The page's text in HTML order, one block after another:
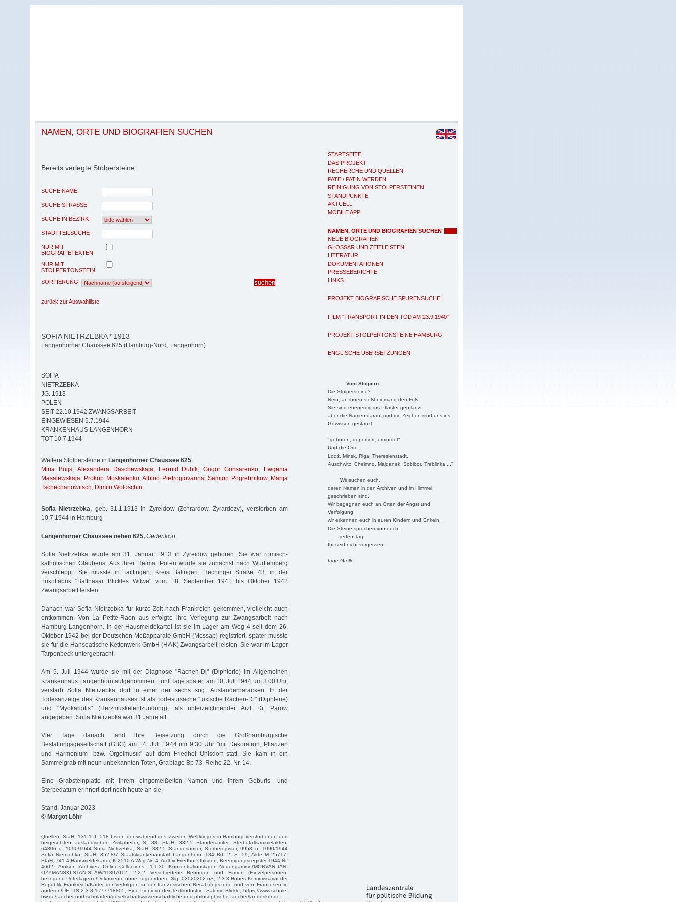
STARTSEITE
DAS PROJEKT
RECHERCHE UND QUELLEN
PATE / PATIN WERDEN
REINIGUNG VON STOLPERSTEINEN
STANDPUNKTE
AKTUELL
MOBILE APP
NAMEN, ORTE UND BIOGRAFIEN SUCHEN
NEUE BIOGRAFIEN
GLOSSAR UND ZEITLEISTEN
LITERATUR
DOKUMENTATIONEN
PRESSEBERICHTE
LINKS
PROJEKT BIOGRAFISCHE SPURENSUCHE
FILM "TRANSPORT IN DEN TOD AM 23.9.1940"
PROJEKT STOLPERTONSTEINE HAMBURG
ENGLISCHE ÜBERSETZUNGEN
Vom Stolpern
Die Stolpersteine?
Nein, an ihnen stößt niemand den Fuß
Sie sind ebenerdig ins Pflaster gepflanzt
aber die Namen darauf und die Zeichen sind uns ins
Gewissen gestanzt:
"geboren, deportiert, ermordet"
Und die Orte:
Łódź, Minsk, Riga, Theresienstadt,
Auschwitz, Chelmno, Majdanek, Sobibor, Treblinka ..."
Wir suchen euch,
deren Namen in den Archiven und im Himmel
geschrieben sind.
Wir begegnen euch an Orten der Angst und
Verfolgung,
wir erkennen euch in euren Kindern und Enkeln.
Die Steine sprechen von euch,
jeden Tag.
Ihr seid nicht vergessen.
Inge Grolle
NAMEN, ORTE UND BIOGRAFIEN SUCHEN
Bereits verlegte Stolpersteine
SUCHE NAME
SUCHE STRASSE
SUCHE IN BEZIRK
STADTTEILSUCHE
NUR MIT
BIOGRAFIETEXTEN
NUR MIT
STOLPERTONSTEIN
SORTIERUNG
zurück zur Auswahlliste
SOFIA NIETRZEBKA * 1913
Langenhorner Chaussee 625 (Hamburg-Nord, Langenhorn)
SOFIA
NIETRZEBKA
JG. 1913
POLEN
SEIT 22.10.1942 ZWANGSARBEIT
EINGEWIESEN 5.7.1944
KRANKENHAUS LANGENHORN
TOT 10.7.1944
Weitere Stolpersteine in Langenhorner Chaussee 625:
Mina Buijs, Alexandera Daschewskaja, Leonid Dubik,Grigor Gonsarenko,
Ewgenia
Masalewskaja, Prokop Moskalenko,Albino Pietrogiovanna,Semjon Pogrebnikow, Marija
Tschechanowitsch, Dimitri Woloschin
Sofia Nietrzebka, geb. 31.1.1913 in Zyreidow (Zchrardow, Zyrardozv), verstorben am
10.7.1944 in Hamburg
Langenhorner Chaussee neben 625, Gedenkort
Sofia Nietrzebka wurde am 31. Januar 1913 in Zyreidow geboren. Sie war römisch-
katholischen Glaubens. Aus ihrer Heimat Polen wurde sie zunächst nach Württemberg
verschleppt. Sie musste in Tailfingen, Kreis Balingen, Hechinger Straße 43, in der
Trikotfabrik "Balthasar Blickles Witwe" vom 18. September 1941 bis Oktober 1942
Zwangsarbeit leisten.
Danach war Sofia Nietrzebka für kurze Zeit nach Frankreich gekommen, vielleicht auch
entkommen. Von La Petite-Raon aus erfolgte ihre Verlegung zur Zwangsarbeit nach
Hamburg-Langenhorn. In der Hausmeldekartei ist sie im Lager am Weg 4 seit dem 26.
Oktober 1942 bei der Deutschen Meßapparate GmbH (Messap) registriert, später musste
sie für die Hanseatische Kettenwerk GmbH (HAK) Zwangsarbeit leisten. Sie war im Lager
Tarpenbeck untergebracht.
Am 5. Juli 1944 wurde sie mit der Diagnose "Rachen-Di" (Diphterie) im Allgemeinen
Krankenhaus Langenhorn aufgenommen. Fünf Tage später, am 10. Juli 1944 um 3:00 Uhr,
verstarb Sofia Nietrzebka dort in einer der sechs sog. Ausländerbaracken. In der
Todesanzeige des Krankenhauses ist als Todesursache "toxische Rachen-Di" (Diphterie)
und "Myokarditis" (Herzmuskelentzündung), als unterzeichnender Arzt Dr. Parow
angegeben. Sofia Nietrzebka war 31 Jahre alt.
Vier Tage danach fand ihre Beisetzung durch die Großhamburgische
Bestattungsgesellschaft (GBG) am 14. Juli 1944 um 9:30 Uhr "mit Dekoration, Pflanzen
und Harmonium- bzw. Orgelmusik" auf dem Friedhof Ohlsdorf statt. Sie kam in ein
Sammelgrab mit neun unbekannten Toten, Grablage Bp 73, Reihe 22, Nr. 14.
Eine Grabsteinplatte mit ihrem eingemeißelten Namen und ihrem Geburts- und
Sterbedatum erinnert dort noch heute an sie.
Stand: Januar 2023
© Margot Löhr
Quellen: StaH, 131-1 II, 518 Listen der während des Zweiten Weltkrieges in Hamburg verstorbenen und
beigesetzten ausländischen Zivilarbeiter, S. 83; StaH, 332-5 Standesämter, Sterbefallsammelakten,
64306 u. 1090/1944 Sofia Nietrzebka; StaH, 332-5 Standesämter, Sterberegister, 9953 u. 1090/1944
Sofia Nietrzebka; StaH, 352-8/7 Staatskrankenanstalt Langenhorn, 184 Bd. 2, S. 59, Akte M 25717;
StaH, 741-4 Hausmeldekartei, K 2510 A Weg Nr. 4; Archiv Friedhof Ohlsdorf, Beerdigungsregister 1944 Nr.
4602; Arolsen Archives Online-Collections, 1.1.30 Konzentrationslager Neuengamme/MORVAN-JAN-
OZYMANSKI-STANISLAW/11307012, 2.2.2 Verschiedene Behörden und Firmen (Einzelpersonen-
bezogene Unterlagen) /Dokumente ohne zugeordnete Sig. 02020202 oS, 2.3.3 Hohes Kommissariat der
Republik Frankreich/Kartei der Verfolgten in der französischen Besatzungszone und von Franzosen in
anderen/DE ITS 2.3.3.1./77718805; Eine Pionierin der Textilindustrie: Salome Blickle, https://www.schule-
bw.de/faecher-und-schularten/gesellschaftswissenschaftliche-und-philosophische-faecher/landeskunde-